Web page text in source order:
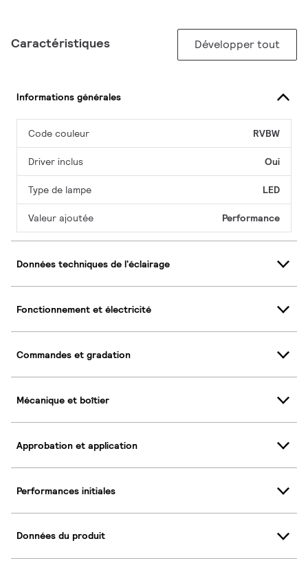
Caractéristiques Développer tout
Informations générales
Code couleur RVBW
Driver inclus Oui
Type de lampe LED
Valeur ajoutée Performance
Données techniques de l'éclairage
Fonctionnement et électricité
Commandes et gradation
Mécanique et boîtier
Approbation et application
Performances initiales
Données du produit